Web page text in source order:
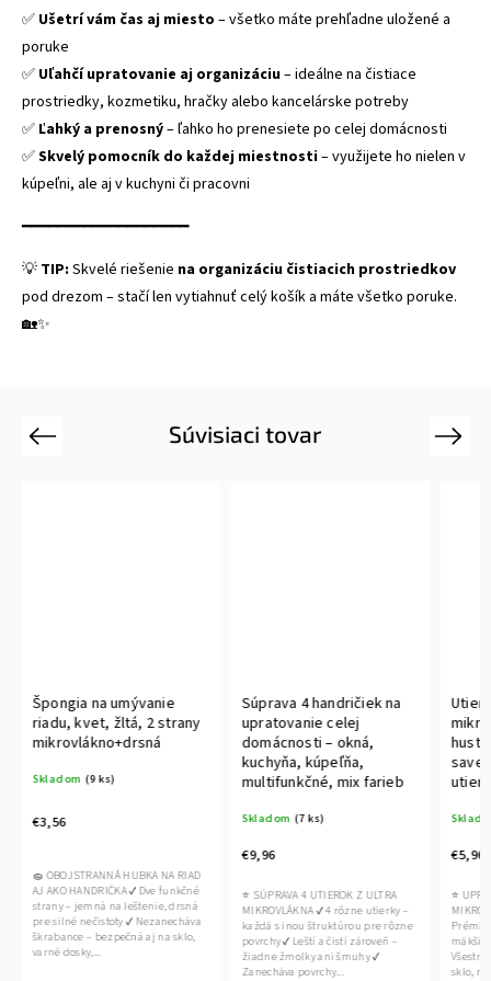
✅ Ušetrí vám čas aj miesto – všetko máte prehľadne uložené a
poruke
✅ Uľahčí upratovanie aj organizáciu– ideálne na čistiace
prostriedky, kozmetiku, hračky alebo kancelárske potreby
✅ Ľahký a prenosný– ľahko ho prenesiete po celej domácnosti
✅Skvelý pomocník do každej miestnosti– využijete ho nielen v
kúpeľni, ale aj v kuchyni či pracovni
━━━━━━━━━━━━━━━━━━━
💡 TIP: Skvelé riešenie na organizáciu čistiacich prostriedkov
pod drezom – stačí len vytiahnuť celý košík a máte všetko poruke.
🏡✨
Súvisiaci tovar
Previous
Špongia na umývanie
riadu, kvet, žltá, 2 strany
mikrovlákno+drsná
Skladom (9 ks)
€3,56
🧽 OBOJSTRANNÁ HUBKA NA RIAD
AJ AKO HANDRIČKA ✔ Dve funkčné
strany – jemná na leštenie, drsná
pre silné nečistoty ✔ Nezanecháva
škrabance – bezpečná aj na sklo,
varné dosky,...
Súprava 4 handričiek na
upratovanie celej
domácnosti – okná,
kuchyňa, kúpeľňa,
multifunkčné, mix farieb
Skladom (7 ks)
€9,96
⭐ SÚPRAVA 4 UTIEROK Z ULTRA
MIKROVLÁKNA ✔ 4 rôzne utierky –
každá s inou štruktúrou pre rôzne
povrchy ✔ Leští a čistí zároveň –
žiadne žmolky ani šmuhy ✔
Zanecháva povrchy...
€5,96
⭐
mäkšie
sklo,
Next